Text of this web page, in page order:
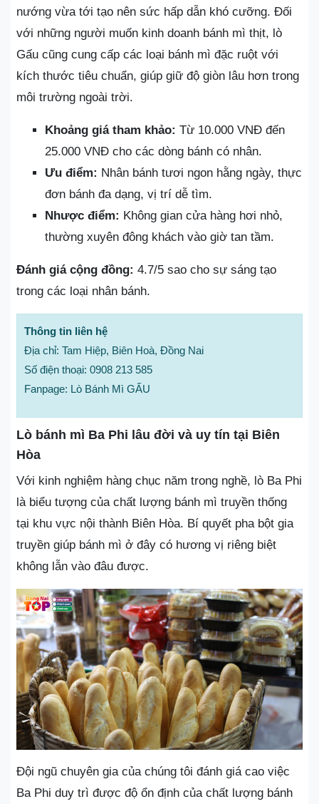
nướng vừa tới tạo nên sức hấp dẫn khó cưỡng. Đối
với những người muốn kinh doanh bánh mì thịt, lò
Gấu cũng cung cấp các loại bánh mì đặc ruột với
kích thước tiêu chuẩn, giúp giữ độ giòn lâu hơn trong
môi trường ngoài trời.
Khoảng giá tham khảo: Từ 10.000 VNĐ đến
25.000 VNĐ cho các dòng bánh có nhân.
Ưu điểm: Nhân bánh tươi ngon hằng ngày, thực
đơn bánh đa dạng, vị trí dễ tìm.
Nhược điểm: Không gian cửa hàng hơi nhỏ,
thường xuyên đông khách vào giờ tan tầm.
Đánh giá cộng đồng: 4.7/5 sao cho sự sáng tạo
trong các loại nhân bánh.
Thông tin liên hệ
Địa chỉ: Tam Hiệp, Biên Hoà, Đồng Nai
Số điện thoại: 0908 213 585
Fanpage: Lò Bánh Mì GẤU
Lò bánh mì Ba Phi lâu đời và uy tín tại Biên
Hòa
Với kinh nghiệm hàng chục năm trong nghề, lò Ba Phi
là biểu tượng của chất lượng bánh mì truyền thống
tại khu vực nội thành Biên Hòa. Bí quyết pha bột gia
truyền giúp bánh mì ở đây có hương vị riêng biệt
không lẫn vào đâu được.
Đội ngũ chuyên gia của chúng tôi đánh giá cao việc
Ba Phi duy trì được độ ổn định của chất lượng bánh